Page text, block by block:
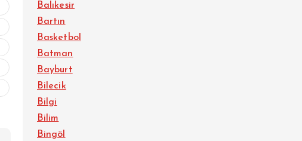
Balıkesir
Bartın
Basketbol
Batman
Bayburt
Bilecik
Bilgi
Bilim
Bingöl